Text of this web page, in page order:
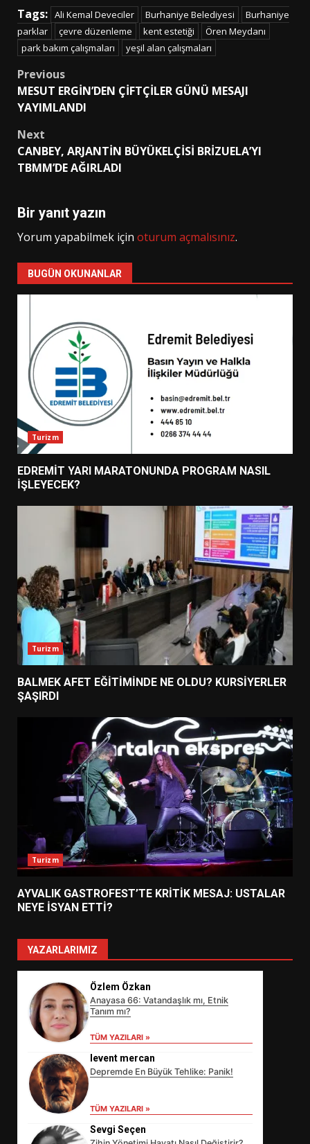
Tags: Ali Kemal Deveciler Burhaniye Belediyesi
Burhaniye
parklar
çevre düzenleme kent estetiği
Ören Meydanı
park bakım çalışmaları
yeşil alan çalışmaları
Post
navigation
Previous
MESUT ERGİN’DEN ÇİFTÇİLER GÜNÜ MESAJI
YAYIMLANDI
Next
CANBEY, ARJANTİN BÜYÜKELÇİSİ BRİZUELA’YI
TBMM’DE AĞIRLADI
Bir yanıt yazın
Yorum yapabilmek için oturum açmalısınız.
BUGÜN OKUNANLAR
Turizm
EDREMİT YARI MARATONUNDA PROGRAM NASIL
İŞLEYECEK?
Turizm
BALMEK AFET EĞİTİMİNDE NE OLDU? KURSİYERLER
ŞAŞIRDI
Turizm
AYVALIK GASTROFEST’TE KRİTİK MESAJ: USTALAR
NEYE İSYAN ETTİ?
YAZARLARIMIZ
Özlem Özkan
Anayasa 66: Vatandaşlık mı, Etnik
Tanım mı?
TÜM YAZILARI »
levent mercan
Depremde En Büyük Tehlike: Panik!
TÜM YAZILARI »
Sevgi Seçen
DEĞİŞECEK?